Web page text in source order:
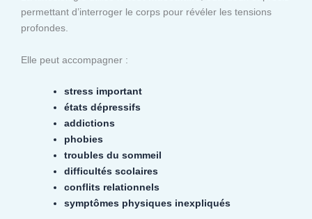
permettant d’interroger le corps pour révéler les tensions
profondes.
Elle peut accompagner :
stress important
états dépressifs
addictions
phobies
troubles du sommeil
difficultés scolaires
conflits relationnels
symptômes physiques inexpliqués